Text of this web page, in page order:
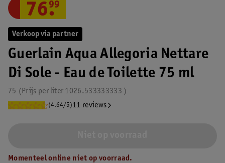
Verkoop via partner
Guerlain Aqua Allegoria Nettare
Di Sole - Eau de Toilette 75 ml
75 1026.533333333
Prijs per liter
(4.64/5)11 reviews
76.
99
Momenteel online niet op voorraad.